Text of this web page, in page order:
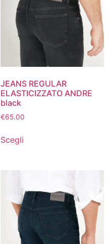
JEANS REGULAR
ELASTICIZZATO ANDRE
black
€65.00
Scegli